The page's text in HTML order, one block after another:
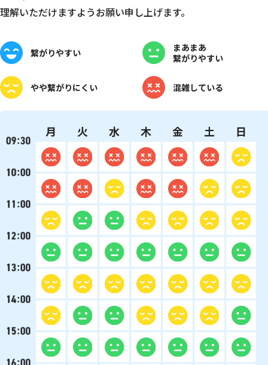
理解いただけますようお願い申し上げます。
繋がりやすい
まあまあ
繋がりやすい
やや繋がりにくい 混雑している
月 火 水 木 金 土 日